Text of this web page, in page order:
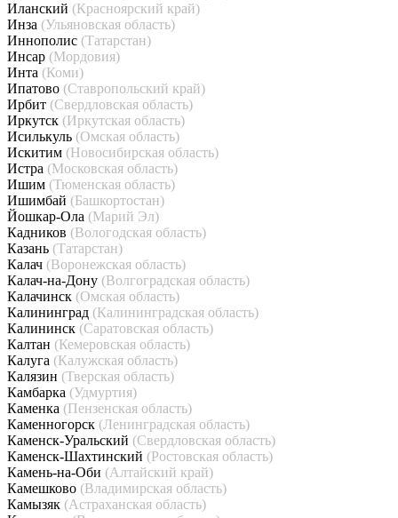
Иланский (Красноярский край)
Инза (Ульяновская область)
Иннополис (Татарстан)
Инсар (Мордовия)
Инта (Коми)
Ипатово (Ставропольский край)
Ирбит (Свердловская область)
Иркутск (Иркутская область)
Исилькуль (Омская область)
Искитим (Новосибирская область)
Истра (Московская область)
Ишим (Тюменская область)
Ишимбай (Башкортостан)
Йошкар-Ола (Марий Эл)
Кадников (Вологодская область)
Казань (Татарстан)
Калач (Воронежская область)
Калач-на-Дону (Волгоградская область)
Калачинск (Омская область)
Калининград (Калининградская область)
Калининск (Саратовская область)
Калтан (Кемеровская область)
Калуга (Калужская область)
Калязин (Тверская область)
Камбарка (Удмуртия)
Каменка (Пензенская область)
Каменногорск (Ленинградская область)
Каменск-Уральский (Свердловская область)
Каменск-Шахтинский (Ростовская область)
Камень-на-Оби (Алтайский край)
Камешково (Владимирская область)
Камызяк (Астраханская область)